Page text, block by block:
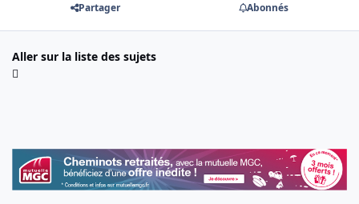
Partager Abonnés
Aller sur la liste des sujets